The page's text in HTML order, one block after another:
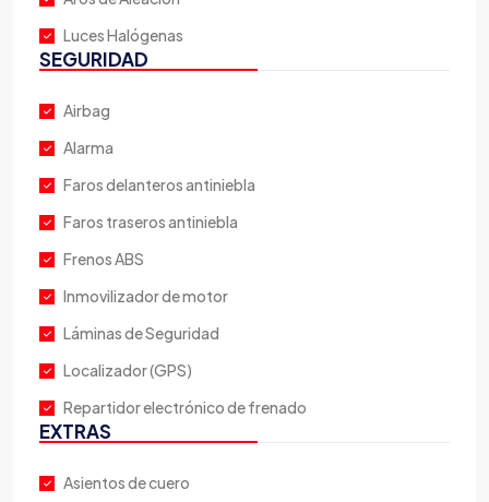
Luces Halógenas
SEGURIDAD
Airbag
Alarma
Faros delanteros antiniebla
Faros traseros antiniebla
Frenos ABS
Inmovilizador de motor
Láminas de Seguridad
Localizador (GPS)
Repartidor electrónico de frenado
EXTRAS
Asientos de cuero